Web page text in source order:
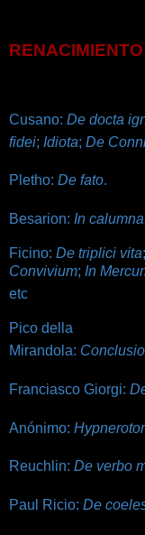
RENACIMIENTO
Cusano: De docta
fidei; Idiota; De
Pletho: De fato.
Besarion: In
Ficino: De triplici vita;
Convivium; In
etc
Pico della
Mirandola:
Franciasco Giorgi:
Anónimo:
Reuchlin: De verbo
Paul Ricio: De